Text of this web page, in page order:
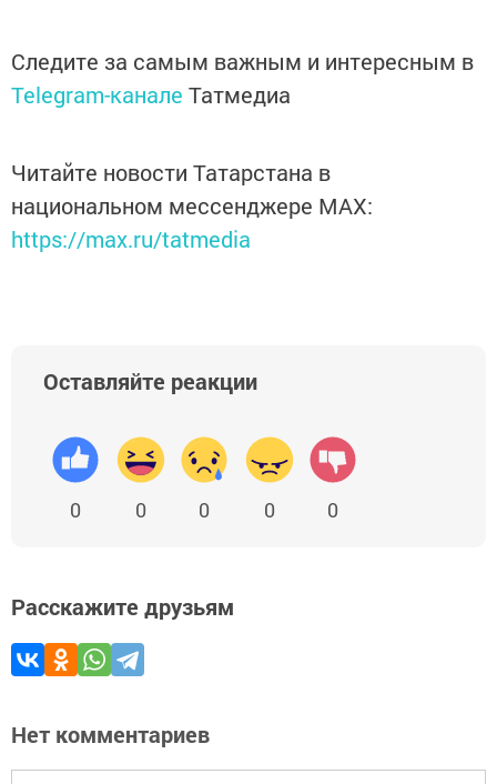
Следите за самым важным и интересным в
Telegram-канале Татмедиа
Читайте новости Татарстана в
национальном мессенджере MАХ:
https://max.ru/tatmedia
Оставляйте реакции
0 0 0 0 0
Расскажите друзьям
Нет комментариев